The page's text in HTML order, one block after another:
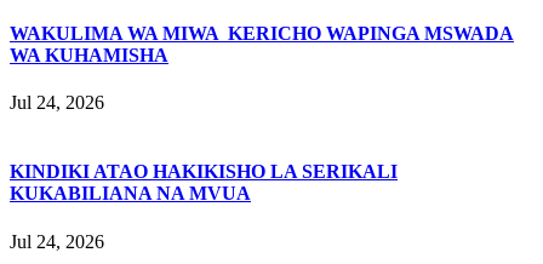
WAKULIMA WA MIWA KERICHO WAPINGA MSWADA
WA KUHAMISHA
Jul 24, 2026
KINDIKI ATAO HAKIKISHO LA SERIKALI
KUKABILIANA NA MVUA
Jul 24, 2026